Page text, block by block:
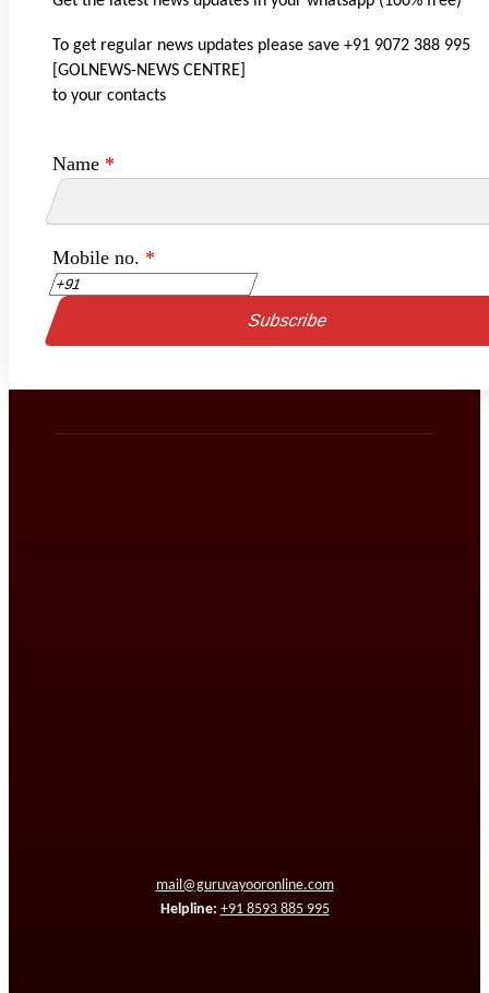
To get regular news updates please save +91 9072 388 995
[GOLNEWS-NEWS CENTRE]
to your contacts
Name *
Mobile no. *
mail@guruvayooronline.com
Helpline: +91 8593 885 995